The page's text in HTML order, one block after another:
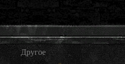
Другое